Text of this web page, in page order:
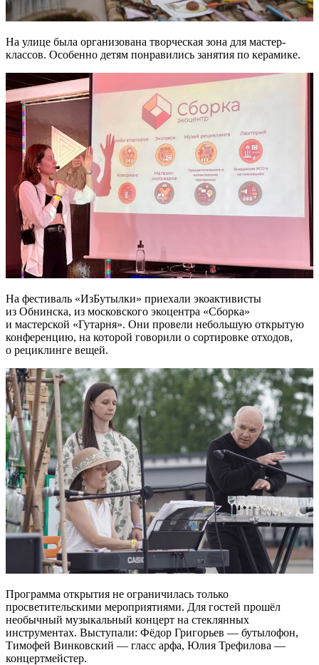
На улице была организована творческая зона для мастер-
классов. Особенно детям понравились занятия по керамике.
На фестиваль «ИзБутылки» приехали экоактивисты
из Обнинска, из московского экоцентра «Сборка»
и мастерской «Гутарня». Они провели небольшую открытую
конференцию, на которой говорили о сортировке отходов,
о рециклинге вещей.
Программа открытия не ограничилась только
просветительскими мероприятиями. Для гостей прошёл
необычный музыкальный концерт на стеклянных
инструментах. Выступали: Фёдор Григорьев — бутылофон,
Тимофей Винковский — гласс арфа, Юлия Трефилова —
концертмейстер.